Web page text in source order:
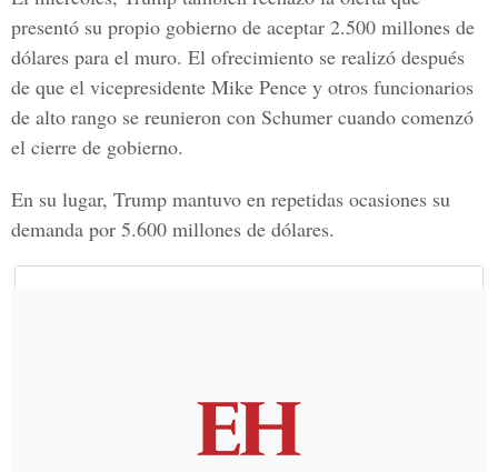
presentó su propio gobierno de aceptar 2.500 millones de
dólares para el muro. El ofrecimiento se realizó después
de que el vicepresidente Mike Pence y otros funcionarios
de alto rango se reunieron con Schumer cuando comenzó
el cierre de gobierno.
En su lugar, Trump mantuvo en repetidas ocasiones su
demanda por 5.600 millones de dólares.